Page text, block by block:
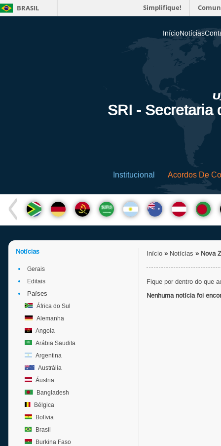
BRASIL Simplifique!
InícioNotícias
SRI - Secretaria
Institucional Acordos De
Notícias
Gerais
Editais
Países
África do Sul
Alemanha
Angola
Arábia Saudita
Argentina
Austrália
Áustria
Bangladesh
Bélgica
Bolívia
Brasil
Burkina Faso
Início »Notícias » Nova
Fique por dentro do que
Nenhuma notícia foi